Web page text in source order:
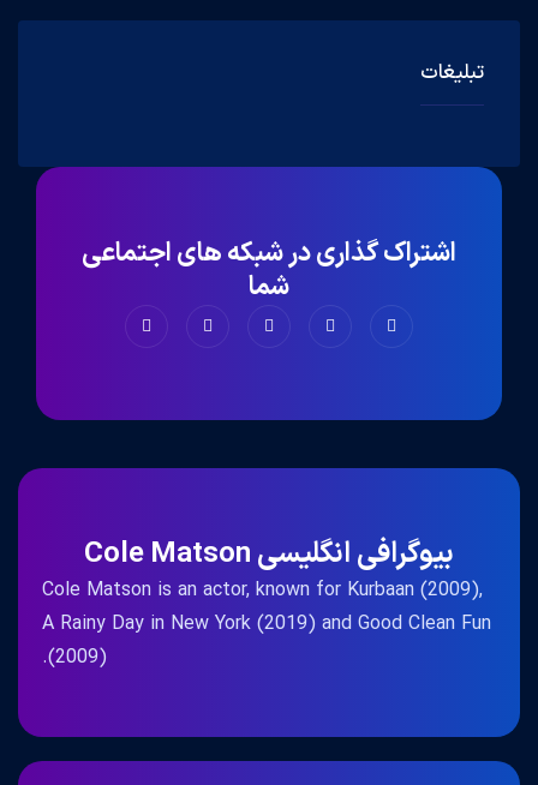
تبلیغات
اشتراک گذاری در شبکه های اجتماعی
شما
بیوگرافی انگلیسی Cole Matson
Cole Matson is an actor, known for Kurbaan (2009),
A Rainy Day in New York (2019) and Good Clean Fun
(2009).